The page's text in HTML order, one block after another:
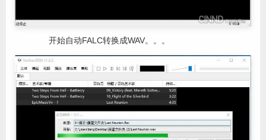
开始自动FALC转换成WAV。。。